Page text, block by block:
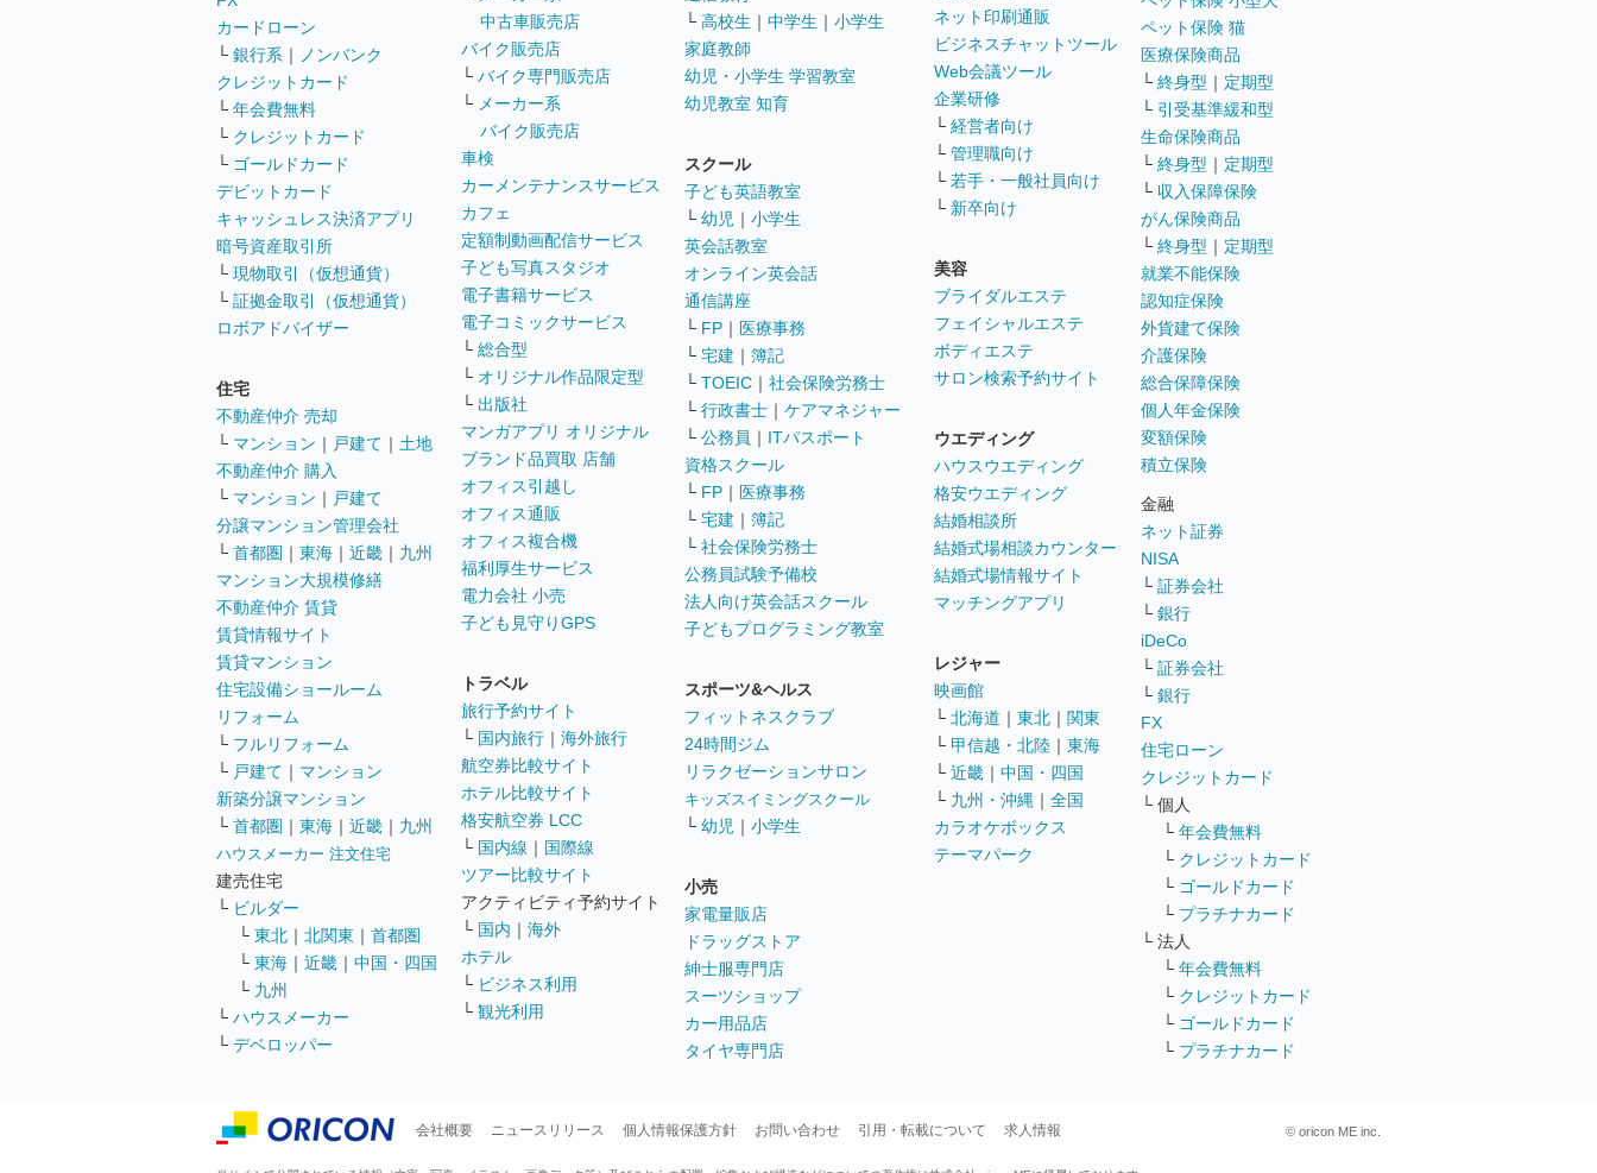
カードローン
└ 銀行系 ｜
ノンバンク
クレジットカード
└ 年会費無料
└ クレジットカード
└ ゴールドカード
デビットカード
キャッシュレス決済アプリ
暗号資産取引所
└ 現物取引（仮想通貨）
└ 証拠金取引（仮想通貨）
ロボアドバイザー
住宅
不動産仲介 売却
└ マンション ｜ 戸建て ｜ 土地
不動産仲介 購入
└ マンション ｜ 戸建て
分譲マンション管理会社
└ 首都圏 ｜ 東海 ｜ 近畿 ｜ 九州
マンション大規模修繕
不動産仲介 賃貸
賃貸情報サイト
賃貸マンション
住宅設備ショールーム
リフォーム
└ フルリフォーム
└ 戸建て ｜ マンション
新築分譲マンション
└ 首都圏 ｜ 東海 ｜ 近畿 ｜ 九州
ハウスメーカー 注文住宅
建売住宅
└ ビルダー
└ 東北 ｜ 北関東 ｜ 首都圏
└ 東海 ｜ 近畿 ｜ 中国・四国
└ 九州
└ ハウスメーカー
└ デベロッパー
中古車販売店
バイク販売店
└ バイク専門販売店
└ メーカー系
バイク販売店
車検
カーメンテナンスサービス
カフェ
定額制動画配信サービス
子ども写真スタジオ
電子書籍サービス
電子コミックサービス
└ 総合型
└ オリジナル作品限定型
└ 出版社
マンガアプリ オリジナル
ブランド品買取 店舗
オフィス引越し
オフィス通販
オフィス複合機
福利厚生サービス
電力会社 小売
子ども見守りGPS
トラベル
旅行予約サイト
└ 国内旅行 ｜ 海外旅行
航空券比較サイト
ホテル比較サイト
格安航空券 LCC
└ 国内線 ｜ 国際線
ツアー比較サイト
アクティビティ予約サイト
└ 国内 ｜ 海外
ホテル
└ ビジネス利用
└ 観光利用
└ 高校生 ｜ 中学生 ｜ 小学生
家庭教師
幼児・小学生 学習教室
幼児教室 知育
スクール
子ども英語教室
└ 幼児 ｜ 小学生
英会話教室
オンライン英会話
通信講座
└ FP ｜ 医療事務
└ 宅建 ｜ 簿記
└ TOEIC ｜ 社会保険労務士
└ 行政書士 ｜ ケアマネジャー
└ 公務員 ｜ ITパスポート
資格スクール
└ FP ｜ 医療事務
└ 宅建 ｜ 簿記
└ 社会保険労務士
公務員試験予備校
法人向け英会話スクール
子どもプログラミング教室
スポーツ&ヘルス
フィットネスクラブ
24時間ジム
リラクゼーションサロン
キッズスイミングスクール
└ 幼児 ｜ 小学生
小売
家電量販店
ドラッグストア
紳士服専門店
スーツショップ
カー用品店
タイヤ専門店
ネット印刷通販
ビジネスチャットツール
Web会議ツール
企業研修
└ 経営者向け
└ 管理職向け
└ 若手・一般社員向け
└ 新卒向け
美容
ブライダルエステ
フェイシャルエステ
ボディエステ
サロン検索予約サイト
ウエディング
ハウスウエディング
格安ウエディング
結婚相談所
結婚式場相談カウンター
結婚式場情報サイト
マッチングアプリ
レジャー
映画館
└ 北海道 ｜ 東北 ｜ 関東
└ 甲信越・北陸 ｜ 東海
└ 近畿 ｜ 中国・四国
└ 九州・沖縄 ｜ 全国
カラオケボックス
テーマパーク
ペット保険 猫
医療保険商品
└ 終身型 ｜ 定期型
└ 引受基準緩和型
生命保険商品
└ 終身型 ｜ 定期型
└ 収入保障保険
がん保険商品
└ 終身型 ｜ 定期型
就業不能保険
認知症保険
外貨建て保険
介護保険
総合保障保険
個人年金保険
変額保険
積立保険
金融
ネット証券
NISA
└ 証券会社
└ 銀行
iDeCo
└ 証券会社
└ 銀行
FX
住宅ローン
クレジットカード
└ 個人
└ 年会費無料
└ クレジットカード
└ ゴールドカード
└ プラチナカード
└ 法人
└ 年会費無料
└ クレジットカード
└ ゴールドカード
└ プラチナカード
会社概要 ニュースリリース 個人情報保護方針 お問い合わせ 引用・転載について 求人情報 © oricon ME inc.